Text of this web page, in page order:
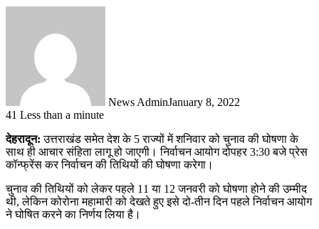
News AdminJanuary 8, 2022
41 Less than a minute
देहरादून:उत्तराखंड समेत देश के 5 राज्यों में शनिवार को चुनाव की घोषणा के
साथ ही आचार संहिता लागू हो जाएगी। निर्वाचन आयोग दोपहर 3:30 बजे प्रेस
कॉन्फ्रेंस कर निर्वाचन की तिथियों की घोषणा करेगा।
चुनाव की तिथियों को लेकर पहले 11 या 12 जनवरी को घोषणा होने की उम्मीद
थी, लेकिन कोरोना महामारी को देखते हुए इसे दो-तीन दिन पहले निर्वाचन आयोग
ने घोषित करने का निर्णय लिया है।